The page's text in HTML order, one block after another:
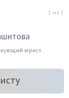
1 из 2
юрист .